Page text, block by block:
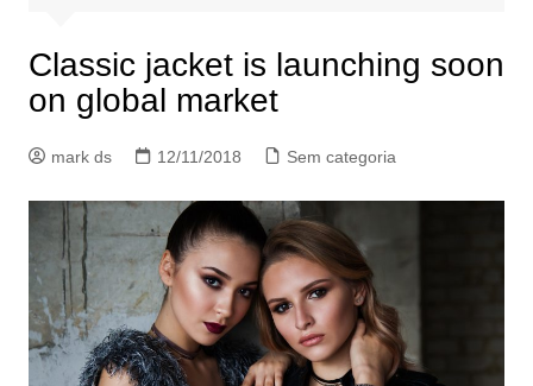
Classic jacket is launching soon
on global market
mark ds 12/11/2018 Sem categoria